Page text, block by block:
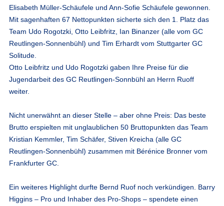
Elisabeth Müller-Schäufele und Ann-Sofie Schäufele gewonnen.
Mit sagenhaften 67 Nettopunkten sicherte sich den 1. Platz das
Team Udo Rogotzki, Otto Leibfritz, Ian Binanzer (alle vom GC
Reutlingen-Sonnenbühl) und Tim Erhardt vom Stuttgarter GC
Solitude.
Otto Leibfritz und Udo Rogotzki gaben Ihre Preise für die
Jugendarbeit des GC Reutlingen-Sonnbühl an Herrn Ruoff
weiter.
Nicht unerwähnt an dieser Stelle – aber ohne Preis: Das beste
Brutto erspielten mit unglaublichen 50 Bruttopunkten das Team
Kristian Kemmler, Tim Schäfer, Stiven Kreicha (alle GC
Reutlingen-Sonnenbühl) zusammen mit Bérénice Bronner vom
Frankfurter GC.
Ein weiteres Highlight durfte Bernd Ruof noch verkündigen. Barry
Higgins – Pro und Inhaber des Pro-Shops – spendete einen